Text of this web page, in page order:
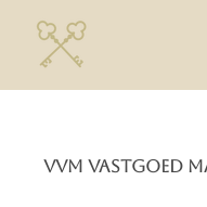
VVM VASTGOED